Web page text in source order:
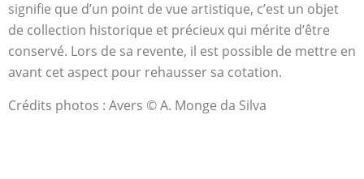
signifie que d’un point de vue artistique, c’est un objet
de collection historique et précieux qui mérite d’être
conservé. Lors de sa revente, il est possible de mettre en
avant cet aspect pour rehausser sa cotation.
Crédits photos : Avers © A. Monge da Silva